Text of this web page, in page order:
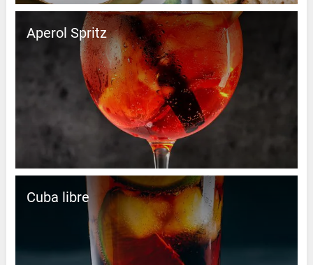
Aperol Spritz
Cuba libre